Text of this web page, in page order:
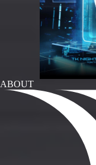
ABOUT